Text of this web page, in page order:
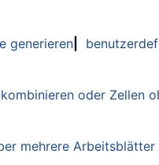
generieren
oder Zellen
mehrere Arbeitsblätter